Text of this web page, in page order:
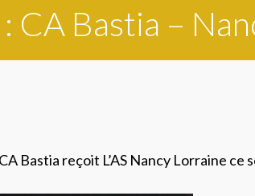
CA Bastia –
Bastia reçoit L’AS Nancy Lorraine ce